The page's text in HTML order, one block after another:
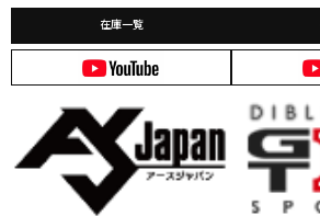
在庫一覧